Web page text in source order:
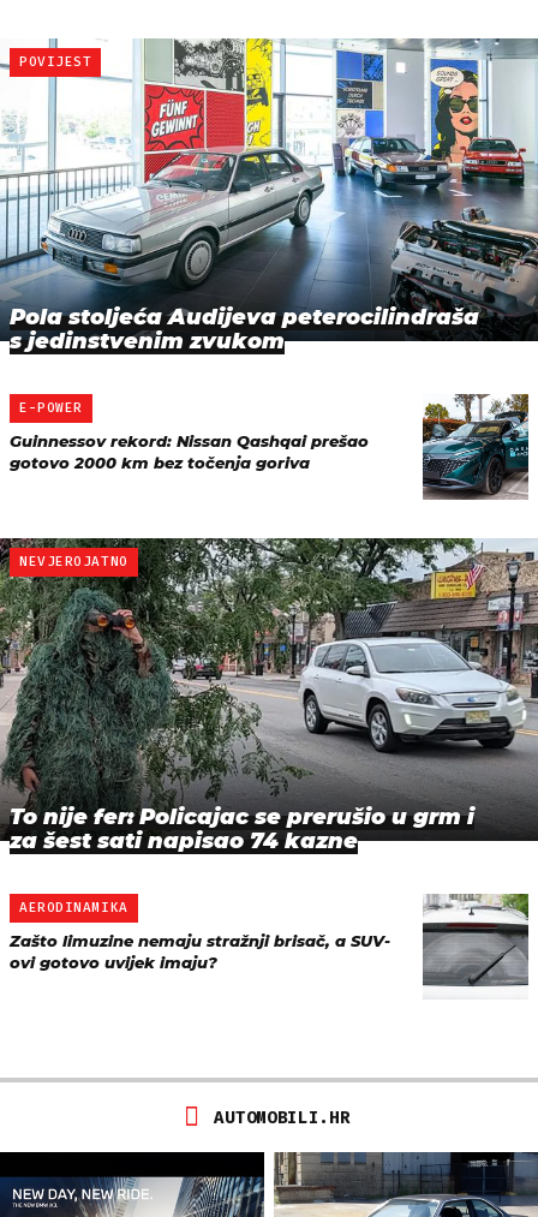
POVIJEST
Pola stoljeća Audijeva peterocilindraša
s jedinstvenim zvukom
E-POWER
Guinnessov rekord: Nissan Qashqai prešao
gotovo 2000 km bez točenja goriva
NEVJEROJATNO
To nije fer: Policajac se prerušio u grm i
za šest sati napisao 74 kazne
AERODINAMIKA
Zašto limuzine nemaju stražnji brisač, a SUV-
ovi gotovo uvijek imaju?